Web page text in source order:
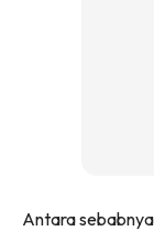
Antara